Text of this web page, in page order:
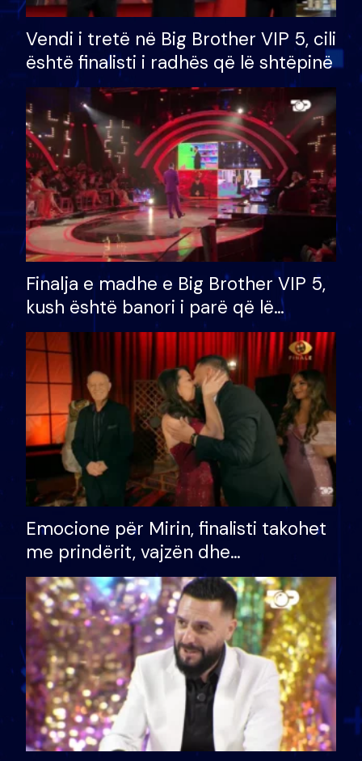
Vendi i tretë në Big Brother VIP 5, cili
është finalisti i radhës që lë shtëpinë
Finalja e madhe e Big Brother VIP 5,
kush është banori i parë që lë
shtëpinë dhe humb mundësinë për
të fituar çmimin e madh
Emocione për Mirin, finalisti takohet
me prindërit, vajzën dhe
bashkëshorten: S’kemi ndonjë letër
divorci apo jo?